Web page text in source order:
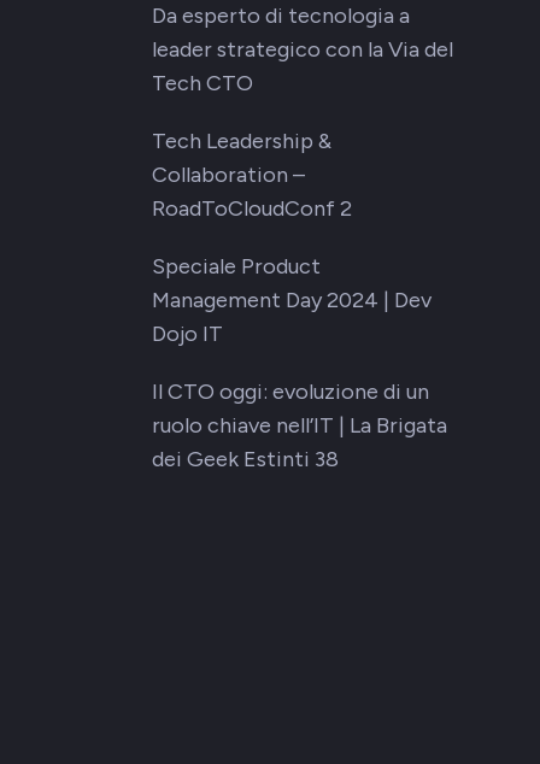
Da esperto di tecnologia a
leader strategico con la Via del
Tech CTO
Tech Leadership &
Collaboration –
RoadToCloudConf 2
Speciale Product
Management Day 2024 | Dev
Dojo IT
Il CTO oggi: evoluzione di un
ruolo chiave nell’IT | La Brigata
dei Geek Estinti 38